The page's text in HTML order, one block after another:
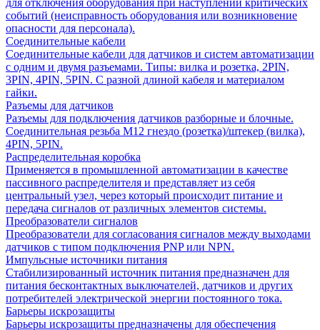
для отключения оборудования при наступлении критических
событий (неисправность оборудования или возникновение
опасности для персонала).
Соединительные кабели
Соединительные кабели для датчиков и систем автоматизации
с одним и двумя разъемами. Типы: вилка и розетка, 2PIN,
3PIN, 4PIN, 5PIN. С разной длиной кабеля и материалом
гайки.
Разъемы для датчиков
Разъемы для подключения датчиков разборные и блочные.
Соединительная резьба М12 гнездо (розетка)/штекер (вилка),
4PIN, 5PIN.
Распределительная коробка
Применяется в промышленной автоматизации в качестве
пассивного распределителя и представляет из себя
центральный узел, через который происходит питание и
передача сигналов от различных элементов системы.
Преобразователи сигналов
Преобразователи для согласования сигналов между выходами
датчиков с типом подключения PNP или NPN.
Импульсные источники питания
Стабилизированный источник питания предназначен для
питания бесконтактных выключателей, датчиков и других
потребителей электрической энергии постоянного тока.
Барьеры искрозащиты
Барьеры искрозащиты предназначены для обеспечения